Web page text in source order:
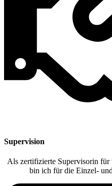
Supervision
Als zertifizierte Supervisorin für
bin ich für die Einzel-